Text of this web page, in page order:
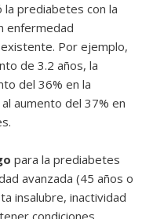
la prediabetes con la
enfermedad
Por ejemplo,
de 3.2 años, la
del 36% en la
aumento del 37% en
para la prediabetes
avanzada (45 años o
insalubre, inactividad
condiciones